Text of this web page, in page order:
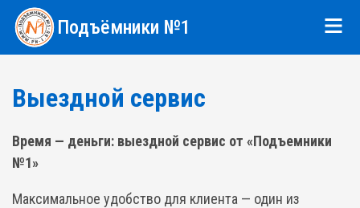
Подъёмники №1
Выездной сервис
Время — деньги: выездной сервис от «Подъемники
№1»
Максимальное удобство для клиента — один из